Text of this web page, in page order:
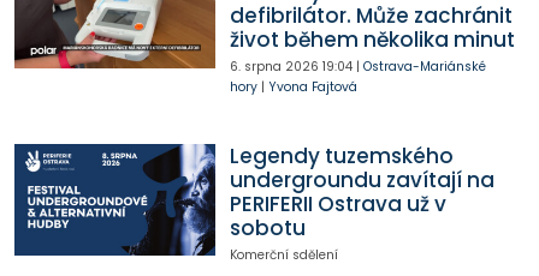
defibrilátor. Může zachránit
život během několika minut
6. srpna 2026 19:04| Ostrava-Mariánské
hory| Yvona Fajtová
Legendy tuzemského
undergroundu zavítají na
PERIFERII Ostrava už v
sobotu
Komerční sdělení